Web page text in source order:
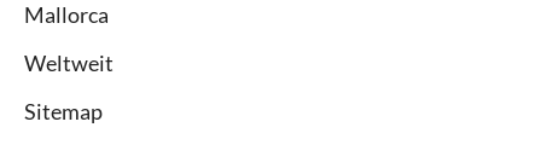
Mallorca
Weltweit
Sitemap